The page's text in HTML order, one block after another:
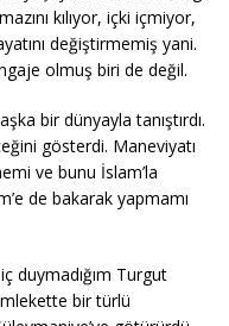
kılıyor, içki içmiyor,
değiştirmemiş yani.
olmuş biri de değil.
bir dünyayla tanıştırdı.
gösterdi. Maneviyatı
ve bunu İslam’la
de bakarak yapmamı
duymadığım Turgut
bir türlü